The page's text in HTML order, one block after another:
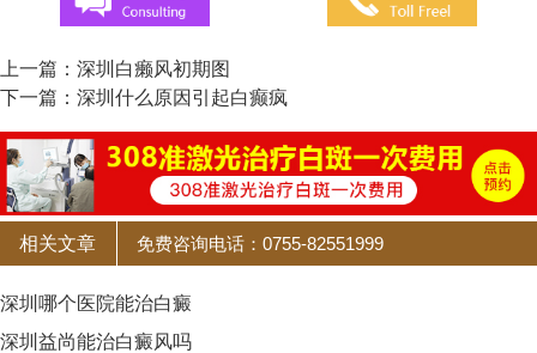
上一篇： 深圳白癞风初期图
下一篇： 深圳什么原因引起白癫疯
相关文章 免费咨询电话：0755-82551999
深圳哪个医院能治白癜
深圳益尚能治白癜风吗